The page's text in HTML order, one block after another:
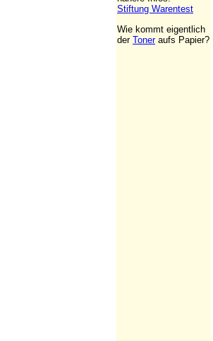
Stiftung Warentest
Wie kommt eigentlich
der Toneraufs Papier?